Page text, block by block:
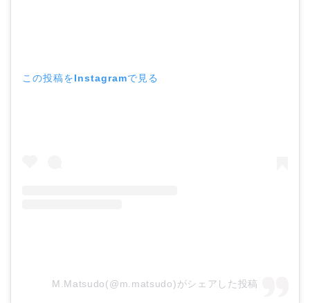
この投稿をInstagramで見る
M.Matsudo(@m.matsudo)がシェアした投稿